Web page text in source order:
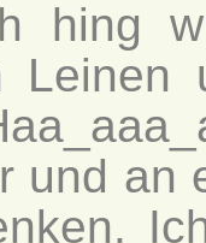
hing
Leinen
und an